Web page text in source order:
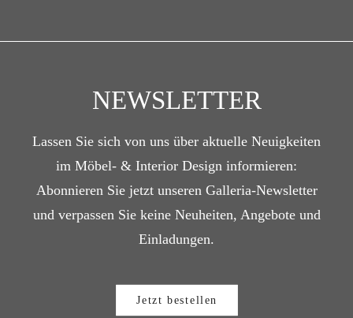
NEWSLETTER
Lassen Sie sich von uns über aktuelle Neuigkeiten
im Möbel- & Interior Design informieren:
Abonnieren Sie jetzt unseren Galleria-Newsletter
und verpassen Sie keine Neuheiten, Angebote und
Einladungen.
Jetzt bestellen